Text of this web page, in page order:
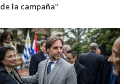
de la campaña"